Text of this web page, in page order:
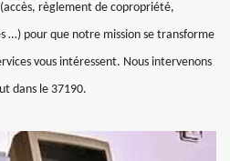
règlement de copropriété,
…) pour que notre mission se transforme
vous intéressent. Nous intervenons
dans le 37190.